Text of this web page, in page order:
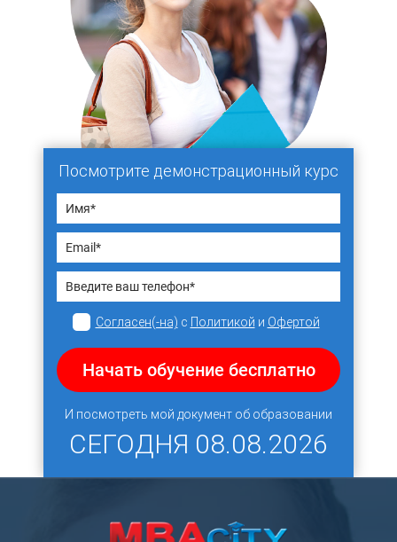
Посмотрите демонстрационный курс
Согласен(-на) с Политикой и Офертой
Начать обучение бесплатно
И посмотреть мой документ об образовании
СЕГОДНЯ 08.08.2026